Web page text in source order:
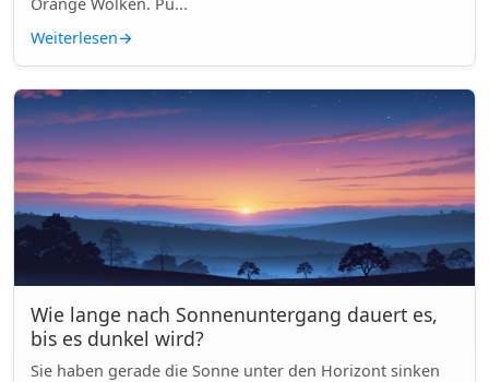
Weiterlesen→
Wie lange nach Sonnenuntergang dauert es,
bis es dunkel wird?
Sie haben gerade die Sonne unter den Horizont sinken